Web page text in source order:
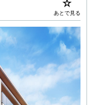
あとで見る